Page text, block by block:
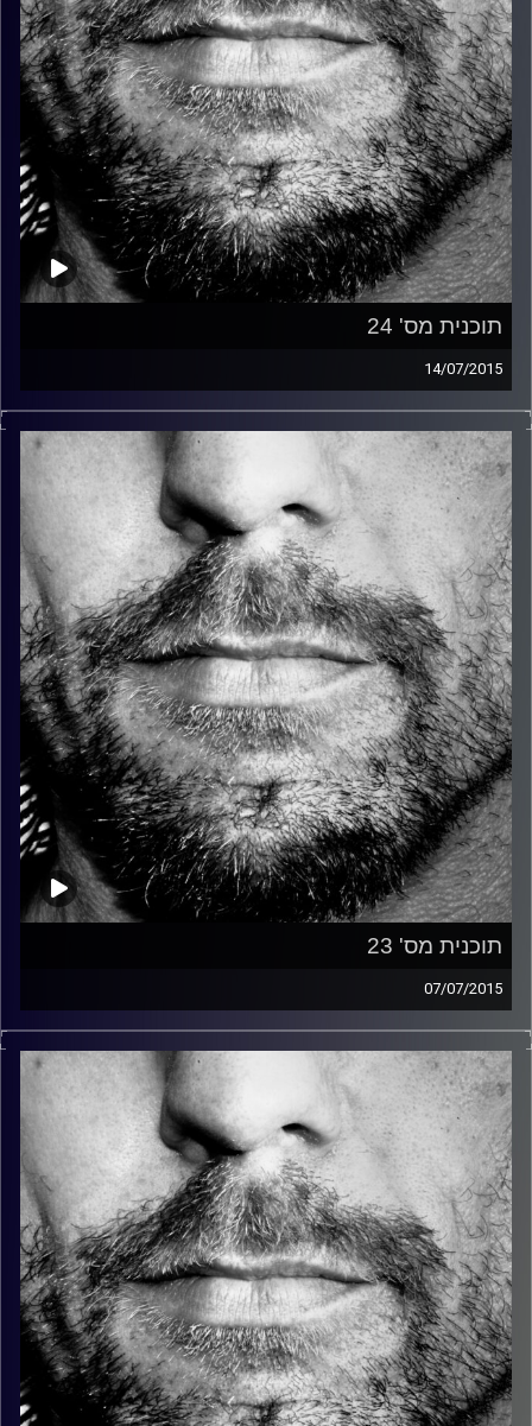
תוכנית מס' 24
14/07/2015
זיפים, מוזיקה מחוספסת של הופעות חיות. הרבה ג'אם, רוק,
בלוז, bluegrass, ג'אז, Fאנק, פרוגרסיב ואפילו אלקטרוניקה.
כל מה שחי, אמיתי ונושם.
עם שמוליק רגב.
קרדיט תמונות: David Goehring
תוכנית מס' 23
07/07/2015
זיפים, מוזיקה מחוספסת של הופעות חיות. הרבה ג'אם, רוק,
בלוז, bluegrass, ג'אז, Fאנק, פרוגרסיב ואפילו אלקטרוניקה.
כל מה שחי, אמיתי ונושם.
עם שמוליק רגב.
קרדיט תמונות: David Goehring